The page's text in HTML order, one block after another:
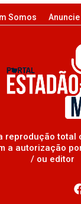
Somos Anuncie
reprodução total
a autorização
/ ou editor